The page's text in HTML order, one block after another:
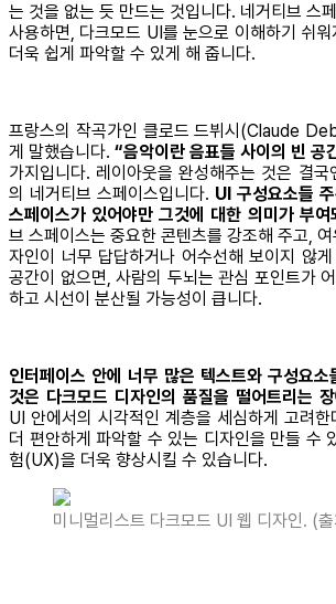
는 것을 없는 듯 만드는 것입니다. 네거티브 스
사용하면, 다크모드 UI를 눈으로 이해하기 쉬
더욱 쉽게 파악할 수 있게 해 줍니다.
프랑스의 작곡가인 클로드 드뷔시(Claude
게 말했습니다. “음악이란 음표들 사이의 빈 공
가지입니다. 레이아웃을 완성해주는 것은 결국
의 네거티브 스페이스입니다. UI 구성요소들
스페이스가 있어야만 그것에 대한 의미가 부여
브 스페이스는 중요한 콘텐츠를 강조해 주고,
자인이 너무 답답하거나 어수선해 보이지 않
공간이 없으면, 사람의 두뇌는 관심 포인트가
하고 시선이 분산될 가능성이 큽니다.
인터페이스 안에 너무 많은 텍스트와 구성요
것은 다크모드 디자인의 품질을 떨어트리는
UI 안에서의 시각적인 계층을 세심하게 고려
더 편안하게 파악할 수 있는 디자인을 만들 수
험(UX)을 더욱 향상시킬 수 있습니다.
미니멀리스트 다크모드 UI 웹 디자인. (